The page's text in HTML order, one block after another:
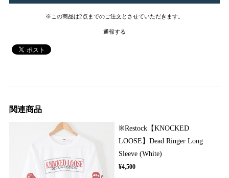
※この商品は2点までのご注文とさせていただきます。
通報する
関連商品
※Restock【KNOCKED
LOOSE】Dead Ringer Long
Sleeve (White)
¥4,500